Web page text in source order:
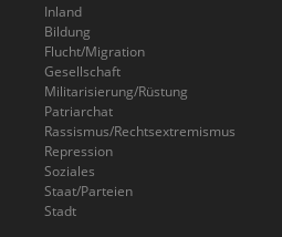
Inland
Bildung
Flucht/Migration
Gesellschaft
Militarisierung/Rüstung
Patriarchat
Rassismus/Rechtsextremismus
Repression
Soziales
Staat/Parteien
Stadt